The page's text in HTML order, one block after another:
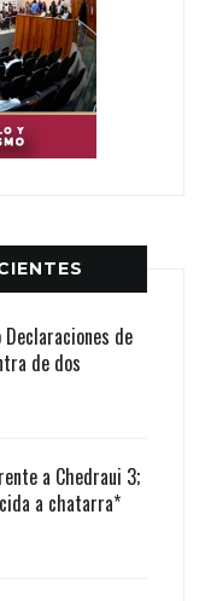
Declaraciones de
de dos
a Chedraui 3;
a chatarra*